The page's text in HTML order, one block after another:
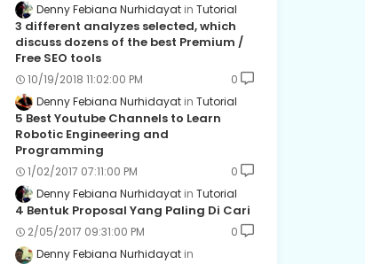
Denny Febiana Nurhidayat
Tutorial
3 different analyzes selected, which
discuss dozens of the best Premium /
Free SEO tools
10/19/2018 11:02:00 PM
0
Denny Febiana Nurhidayat
Tutorial
5 Best Youtube Channels to Learn
Robotic Engineering and
Programming
1/02/2017 07:11:00 PM
0
Denny Febiana Nurhidayat
Tutorial
4 Bentuk Proposal Yang Paling Di Cari
2/05/2017 09:31:00 PM
0
Denny Febiana Nurhidayat